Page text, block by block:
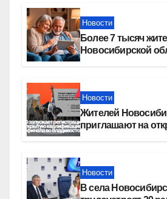
Новости
Более 7 тысяч
Новосибирской
Новости
Жителей
приглашают на
Новости
В села